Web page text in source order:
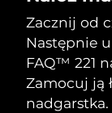
Zacznij od
Następnie
FAQ™ 221
Zamocuj ją
nadgarstka.